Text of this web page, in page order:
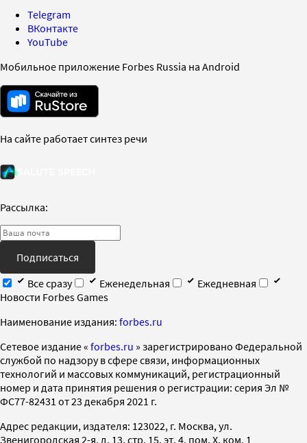
Telegram
ВКонтакте
YouTube
Мобильное приложение Forbes Russia на Android
На сайте работает синтез речи
Рассылка:
Подписаться
Все сразу
Еженедельная
Ежедневная
Новости Forbes Games
Наименование издания: forbes.ru
Cетевое издание « forbes.ru » зарегистрировано Федеральной
службой по надзору в сфере связи, информационных
технологий и массовых коммуникаций, регистрационный
номер и дата принятия решения о регистрации: серия Эл №
ФС77-82431 от 23 декабря 2021 г.
Адрес редакции, издателя: 123022, г. Москва, ул.
Звенигородская 2-я, д. 13, стр. 15, эт. 4, пом. X, ком. 1